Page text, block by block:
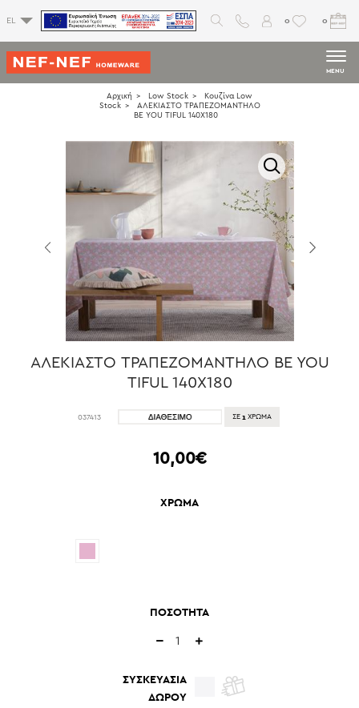
EL 0 0
MENU
Αρχική Low Stock
Κουζίνα Low
Stock
ΑΛΕΚΙΑΣΤΟ ΤΡΑΠΕΖΟΜΑΝΤΗΛΟ
BE YOU TIFUL 140Χ180
ΑΛΕΚΙΑΣΤΟ ΤΡΑΠΕΖΟΜΑΝΤΗΛΟ BE YOU
TIFUL 140Χ180
037413 ΣΕ 1 ΧΡΩΜΑ
10,00€
ΧΡΩΜΑ
ΠΟΣΟΤΗΤΑ
ΣΥΣΚΕΥΑΣΙΑ
ΔΩΡΟΥ